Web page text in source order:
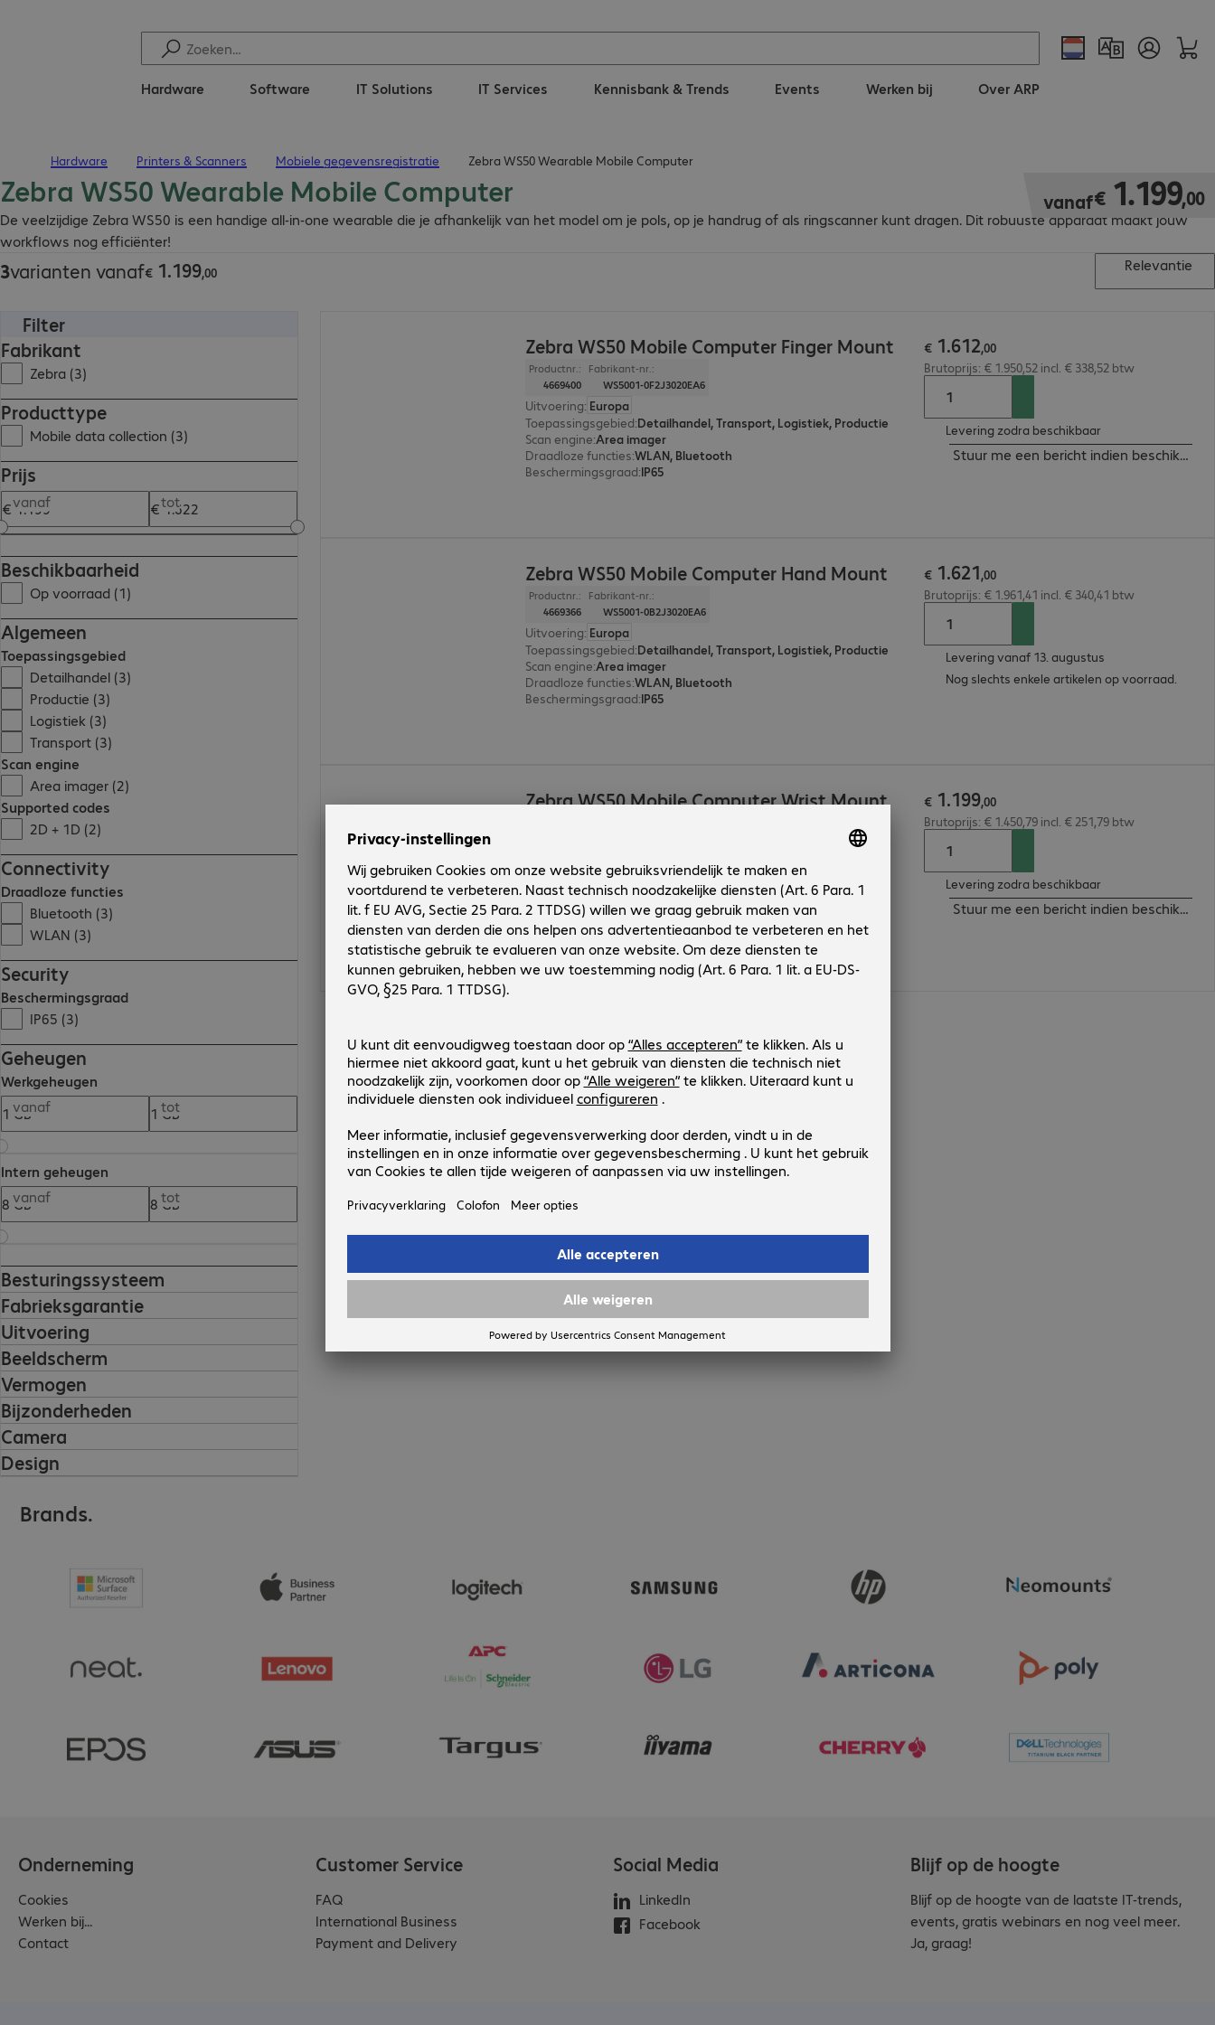
Hardware Software IT Solutions IT Services Kennisbank & Trends Events Werken bij Over ARP
Hardware Printers & Scanners Mobiele gegevensregistratie Zebra WS50 Wearable Mobile Computer
Zebra WS50 Wearable Mobile Computer
De veelzijdige Zebra WS50 is een handige all-in-one wearable die je afhankelijk van het model om je pols, op je handrug of als ringscanner kunt dragen. Dit robuuste apparaat maakt jouw
workflows nog efficiënter!
vanaf€ 1.199,00
€ 1.199,00
3varianten vanaf€ 1.199,00
€ 1.199,00
Relevantie
Filter
Fabrikant
Zebra (3)
Producttype
Mobile data collection (3)
Prijs
vanaf tot
Beschikbaarheid
Op voorraad (1)
Algemeen
Toepassingsgebied
Detailhandel (3)
Productie (3)
Logistiek (3)
Transport (3)
Scan engine
Area imager (2)
Supported codes
2D + 1D (2)
Connectivity
Draadloze functies
Bluetooth (3)
WLAN (3)
Security
Beschermingsgraad
IP65 (3)
Geheugen
Werkgeheugen
vanaf
tot
Intern geheugen
vanaf
tot
Besturingssysteem
Fabrieksgarantie
Uitvoering
Beeldscherm
Vermogen
Bijzonderheden
Camera
Design
Zebra WS50 Mobile Computer Finger Mount
Productnr.:
4669400
Fabrikant-nr.:
WS5001-0F2J3020EA6
Uitvoering: Europa
Toepassingsgebied:Detailhandel, Transport, Logistiek, Productie
Scan engine:Area imager
Draadloze functies:WLAN, Bluetooth
Beschermingsgraad:IP65
€ 1.612,00
Brutoprijs: € 1.950,52 incl. € 338,52 btw
Levering zodra beschikbaar
Stuur me een bericht indien beschikbaar
Zebra WS50 Mobile Computer Hand Mount
Productnr.:
4669366
Fabrikant-nr.:
WS5001-0B2J3020EA6
Uitvoering: Europa
Toepassingsgebied:Detailhandel, Transport, Logistiek, Productie
Scan engine:Area imager
Draadloze functies:WLAN, Bluetooth
Beschermingsgraad:IP65
€ 1.621,00
Brutoprijs: € 1.961,41 incl. € 340,41 btw
Levering vanaf 13. augustus
Nog slechts enkele artikelen op voorraad.
Zebra WS50 Mobile Computer Wrist Mount
Toepassingsgebied:Detailhandel, Transport, Logistiek, Productie
Draadloze functies :WLAN, Bluetooth
Beschermingsgraad:IP65
Werkgeheugen:1 GB
€ 1.199,00
Brutoprijs: € 1.450,79 incl. € 251,79 btw
Levering zodra beschikbaar
Stuur me een bericht indien beschikbaar
Brands.
Onderneming
Cookies
Werken bij...
Contact
Customer Service
FAQ
International Business
Payment and Delivery
Social Media
LinkedIn
Facebook
Blijf op de hoogte
Blijf op de hoogte van de laatste IT-trends,
events, gratis webinars en nog veel meer.
Ja, graag!